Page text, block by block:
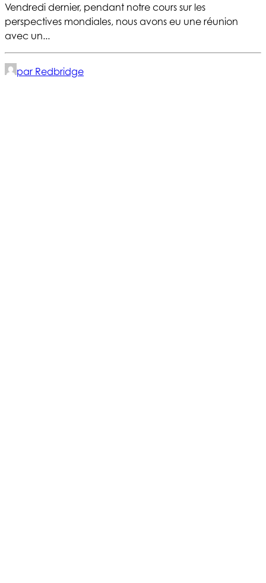
Vendredi dernier, pendant notre cours sur les
perspectives mondiales, nous avons eu une réunion
avec un...
par Redbridge